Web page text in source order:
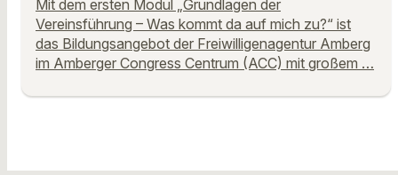
Mit dem ersten Modul „Grundlagen der
Vereinsführung – Was kommt da auf mich zu?“ ist
das Bildungsangebot der Freiwilligenagentur Amberg
im Amberger Congress Centrum (ACC) mit großem …